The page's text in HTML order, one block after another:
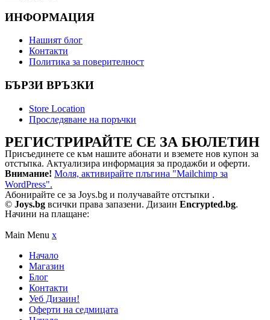
ИНФОРМАЦИЯ
Нашият блог
Контакти
Политика за поверителност
БЪРЗИ ВРЪЗКИ
Store Location
Проследяване на поръчки
РЕГИСТРИРАЙТЕ СЕ ЗА БЮЛЕТИН
Присъединете се към нашите абонати и вземете нов купон за
отстъпка. Актуализира информация за продажби и оферти.
Внимание! Моля, активирайте плъгина "Mailchimp за
WordPress".
Абонирайте се за Joys.bg и получавайте отстъпки .
© Joys.bg всички права запазени. Дизаин Encrypted.bg.
Начини на плащане:
Main Menu x
Начало
Магазин
Блог
Контакти
Уеб Дизаин!
Оферти на седмицата